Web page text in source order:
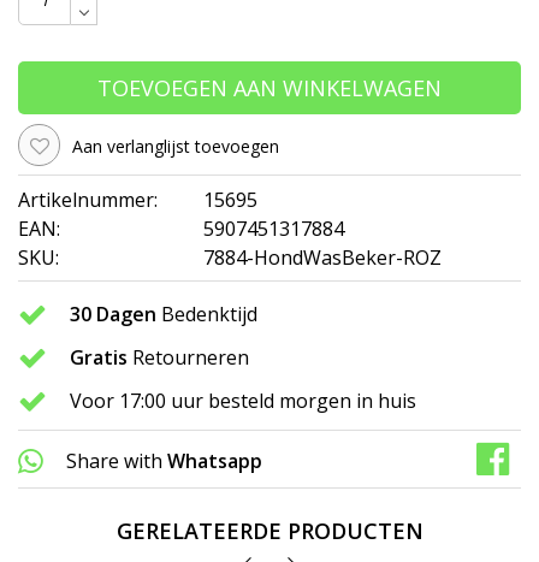
TOEVOEGEN AAN WINKELWAGEN
Aan verlanglijst toevoegen
Artikelnummer:
15695
EAN:
5907451317884
SKU:
7884-HondWasBeker-ROZ
30 Dagen Bedenktijd
Gratis Retourneren
Voor 17:00 uur besteld morgen in huis
Share with Whatsapp
GERELATEERDE PRODUCTEN